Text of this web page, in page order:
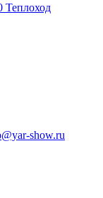
Теплоход
show.ru